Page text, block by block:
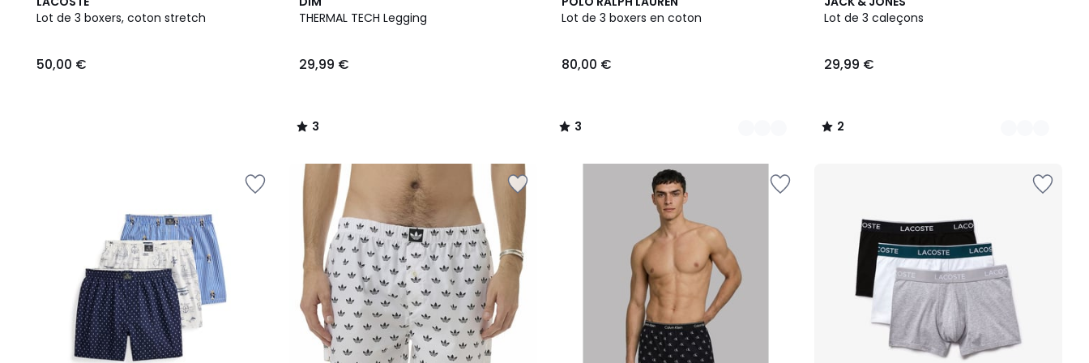
Lot de 3 boxers, coton stretch
50,00 €
THERMAL TECH Legging
29,99 €
/
3
/
Lot de 3 boxers en coton
80,00 €
/
Couleurs
3
/
Lot de 3 caleçons
29,99 €
/
Couleurs
2
/